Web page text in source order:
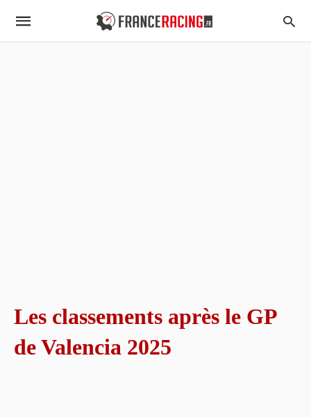
Les classements après le GP
de Valencia 2025